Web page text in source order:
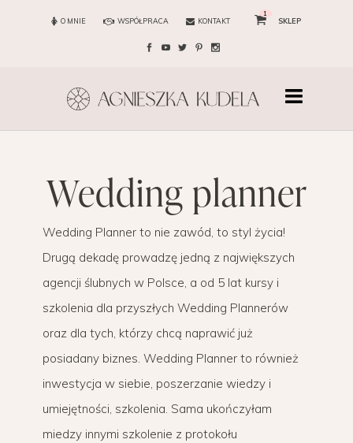
O MNIE WSPÓŁPRACA KONTAKT
1
SKLEP
wedding planner
Wedding Planner to nie zawód, to styl życia!
Drugą dekadę prowadzę jedną z największych
agencji ślubnych w Polsce, a od 5 lat kursy i
szkolenia dla przyszłych Wedding Plannerów
oraz dla tych, którzy chcą naprawić już
posiadany biznes. Wedding Planner to również
inwestycja w siebie, poszerzanie wiedzy i
umiejętności, szkolenia. Sama ukończyłam
miedzy innymi szkolenie z protokołu